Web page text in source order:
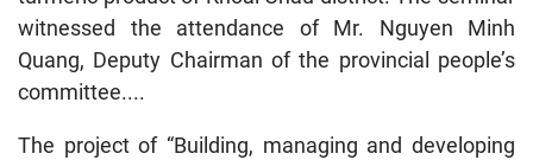
witnessed the attendance of Mr. Nguyen Minh
Quang, Deputy Chairman of the provincial people’s
committee....
The project of “Building, managing and developing